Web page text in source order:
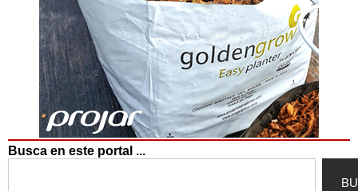
Busca en este portal ...